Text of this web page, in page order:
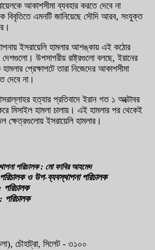
আকাশসীমা ব্যবহার করতে দেবে না
এমনটি জানিয়েছে সৌদি আরব, সংযুক্ত
ইসরায়েলি হামলার আশঙ্কায় এই কঠোর
দেশগুলো। উপসাগরীয় রাষ্ট্রগুলো বলছে, ইরানের
প্রেক্ষাপটে তারা নিজেদের আকাশসীমা
দেবে না।
হত্যার প্রতিবাদে ইরান গত ১ অক্টোবর
মিসাইল হামলা চালায়। এই হামলার পর থেকেই
ক্ষেত্রগুলোয় ইসরায়েলি হামলার।
পরিচালক : মো ফাবির আহমেদ
ও উপ-ব্যবস্থাপনা পরিচালক
চৌহাট্রা, সিলেট - ৩১০০